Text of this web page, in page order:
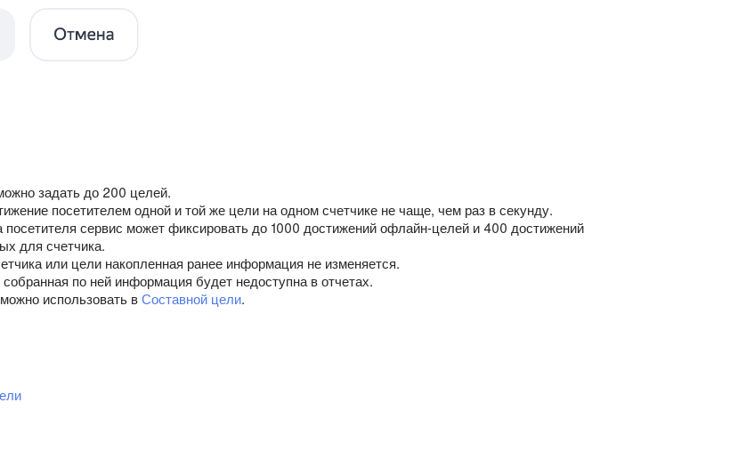
задать до 200 целей.
посетителем одной и той же цели на одном счетчике не чаще, чем раз в секунду.
посетителя сервис может фиксировать до 1000 достижений офлайн-целей и 400 достижений
для счетчика.
или цели накопленная ранее информация не изменяется.
по ней информация будет недоступна в отчетах.
использовать вСоставной цели.